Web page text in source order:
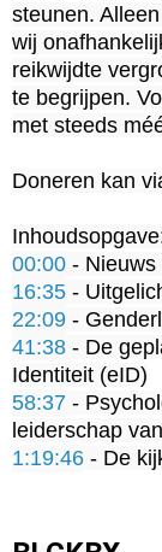
steunen.
wij
reikwijdte
te begrijpen.
met steeds
Doneren kan
00:00
16:35
22:09
41:38 - De
58:37 -
1:19:46 - De